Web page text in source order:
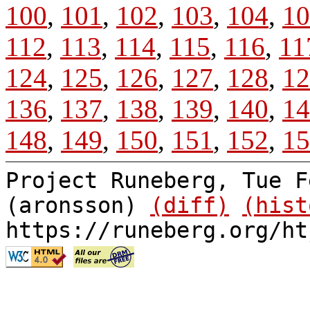
100, 101, 102, 103, 104,
112, 113, 114, 115, 116,
124, 125, 126, 127, 128,
136, 137, 138, 139, 140,
148, 149, 150, 151, 152,
Project Runeberg, Tue
(aronsson)
(diff)
https://runeberg.org/